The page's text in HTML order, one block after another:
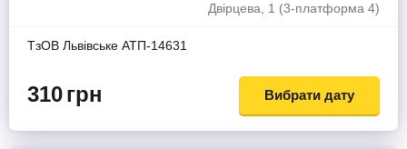
Двірцева, 1 (3-платформа 4)
ТзОВ Львiвське АТП-14631
310грн Вибрати дату